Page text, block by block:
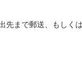
先まで郵送、もしく